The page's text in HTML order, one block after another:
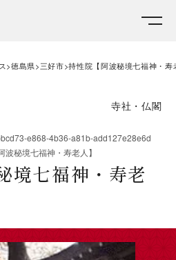
徳島県 三好市 持性院【阿波秘境七福神・寿
寺社・仏閣
e868-4b36-a81b-add127e28e6d
波秘境七福神・寿老人】
境七福神・寿老